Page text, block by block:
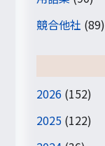
競合他社 (89)
2026 (152)
2025 (122)